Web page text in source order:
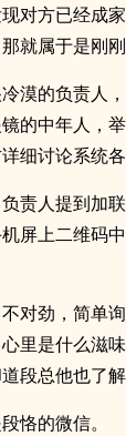
对方已经成
就属于是刚刚
漠的负责人
的中年人，
细讨论系统各
责人提到加
屏上二维码
对劲，简单
里是什么滋
段总他也了解
恪的微信。